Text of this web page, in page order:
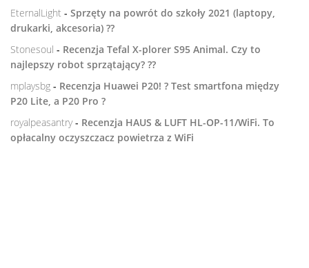
EternalLight - Sprzęty na powrót do szkoły 2021 (laptopy,
drukarki, akcesoria) ??
Stonesoul - Recenzja Tefal X-plorer S95 Animal. Czy to
najlepszy robot sprzątający? ??
mplaysbg - Recenzja Huawei P20! ? Test smartfona między
P20 Lite, a P20 Pro ?
royalpeasantry- Recenzja HAUS & LUFT HL-OP-11/WiFi. To
opłacalny oczyszczacz powietrza z WiFi